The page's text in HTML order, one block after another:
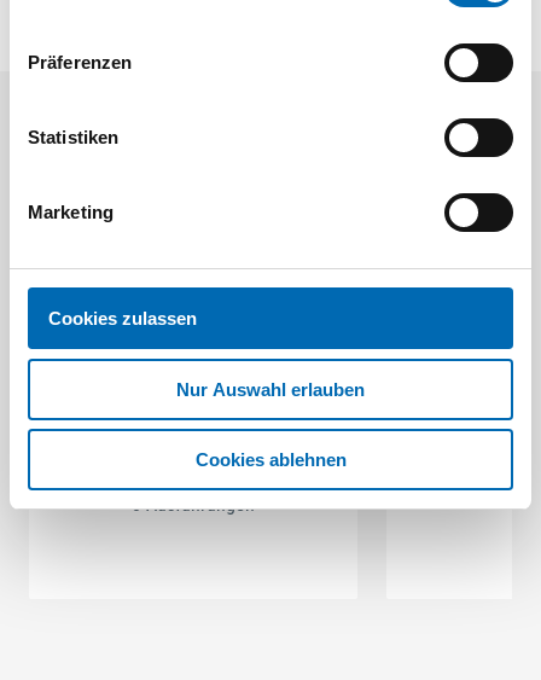
Präferenzen
Statistiken
Marketing
Cookies zulassen
Nur Auswahl erlauben
Cookies ablehnen
Aktuelle Angebote
8 Ausführungen